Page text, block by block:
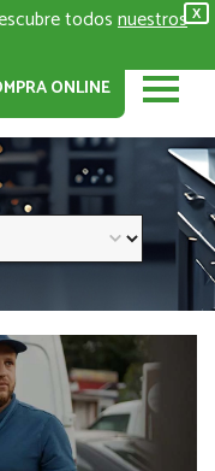
X
todosnuestros
ONLINE